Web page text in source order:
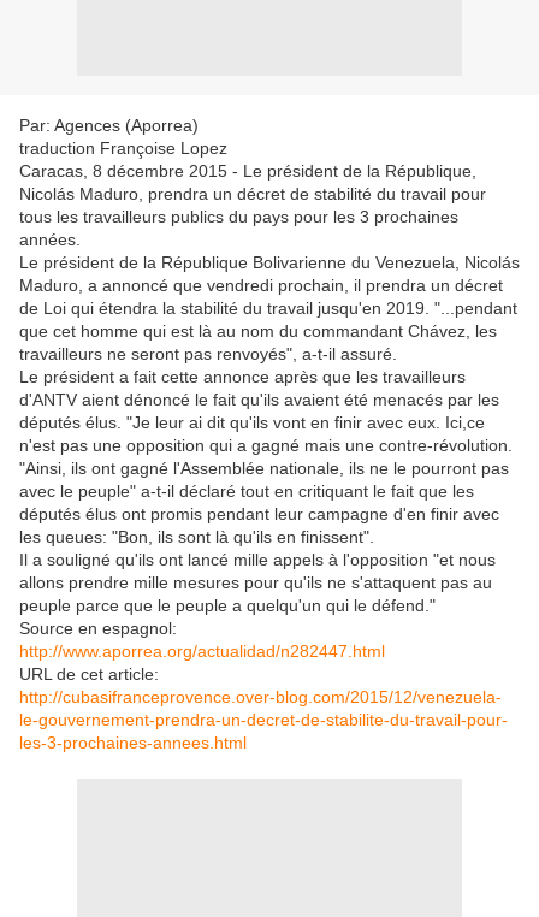
Par: Agences (Aporrea)
traduction Françoise Lopez
Caracas, 8 décembre 2015 - Le président de la République,
Nicolás Maduro, prendra un décret de stabilité du travail pour
tous les travailleurs publics du pays pour les 3 prochaines
années.
Le président de la République Bolivarienne du Venezuela, Nicolás
Maduro, a annoncé que vendredi prochain, il prendra un décret
de Loi qui étendra la stabilité du travail jusqu'en 2019. "...pendant
que cet homme qui est là au nom du commandant Chávez, les
travailleurs ne seront pas renvoyés", a-t-il assuré.
Le président a fait cette annonce après que les travailleurs
d'ANTV aient dénoncé le fait qu'ils avaient été menacés par les
députés élus. "Je leur ai dit qu'ils vont en finir avec eux. Ici,ce
n'est pas une opposition qui a gagné mais une contre-révolution.
"Ainsi, ils ont gagné l'Assemblée nationale, ils ne le pourront pas
avec le peuple" a-t-il déclaré tout en critiquant le fait que les
députés élus ont promis pendant leur campagne d'en finir avec
les queues: "Bon, ils sont là qu'ils en finissent".
Il a souligné qu'ils ont lancé mille appels à l'opposition "et nous
allons prendre mille mesures pour qu'ils ne s'attaquent pas au
peuple parce que le peuple a quelqu'un qui le défend."
Source en espagnol:
http://www.aporrea.org/actualidad/n282447.html
URL de cet article:
http://cubasifranceprovence.over-blog.com/2015/12/venezuela-
le-gouvernement-prendra-un-decret-de-stabilite-du-travail-pour-
les-3-prochaines-annees.html